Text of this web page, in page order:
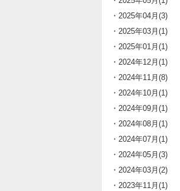
・2025年04月(3)
・2025年03月(1)
・2025年01月(1)
・2024年12月(1)
・2024年11月(8)
・2024年10月(1)
・2024年09月(1)
・2024年08月(1)
・2024年07月(1)
・2024年05月(3)
・2024年03月(2)
・2023年11月(1)